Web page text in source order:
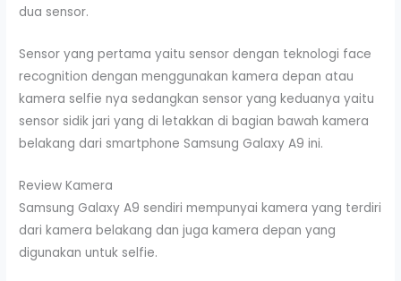
dua sensor.
Sensor yang pertama yaitu sensor dengan teknologi face
recognition dengan menggunakan kamera depan atau
kamera selfie nya sedangkan sensor yang keduanya yaitu
sensor sidik jari yang di letakkan di bagian bawah kamera
belakang dari smartphone Samsung Galaxy A9 ini.
Review Kamera
Samsung Galaxy A9 sendiri mempunyai kamera yang terdiri
dari kamera belakang dan juga kamera depan yang
digunakan untuk selfie.